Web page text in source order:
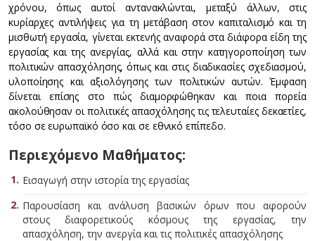
χρόνου, όπως αυτοί αντανακλώνται, μεταξύ άλλων, στις
κυρίαρχες αντιλήψεις για τη μετάβαση στον καπιταλισμό και τη
μισθωτή εργασία, γίνεται εκτενής αναφορά στα διάφορα είδη της
εργασίας και της ανεργίας, αλλά και στην κατηγοροποίηση των
πολιτικών απασχόλησης, όπως και στις διαδικασίες σχεδιασμού,
υλοποίησης και αξιολόγησης των πολιτικών αυτών. Έμφαση
δίνεται επίσης στο πώς διαμορφώθηκαν και ποια πορεία
ακολούθησαν οι πολιτικές απασχόλησης τις τελευταίες δεκαετίες,
τόσο σε ευρωπαϊκό όσο και σε εθνικό επίπεδο.
Περιεχόμενο Μαθήματος:
Εισαγωγή στην ιστορία της εργασίας
Παρουσίαση και ανάλυση βασικών όρων που αφορούν
στους διαφορετικούς κόσμους της εργασίας, την
απασχόληση, την ανεργία και τις πολιτικές απασχόλησης